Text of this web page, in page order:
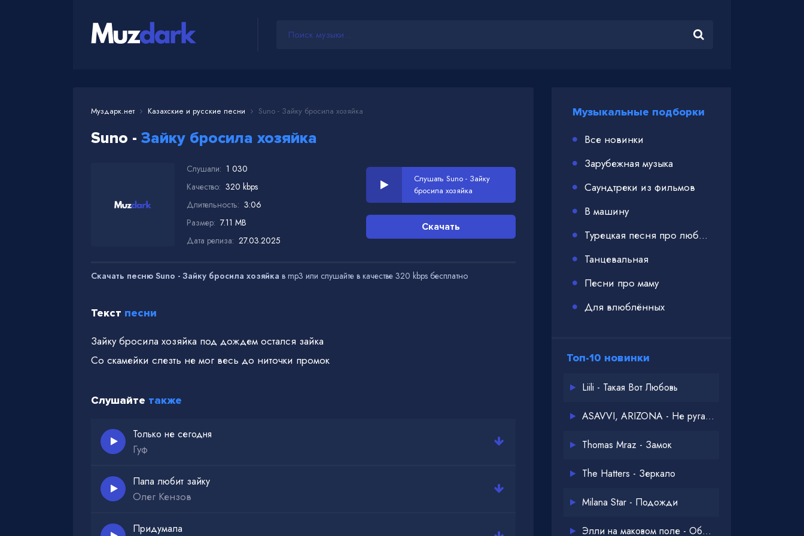
Муздарк.нет Казахские и русские песни Suno - Зайку бросила хозяйка
Suno - Зайку бросила хозяйка
Слушали: 1 030
Качество: 320 kbps
Длительность: 3:06
Размер: 7.11 MB
Дата релиза: 27.03.2025
Слушать Suno - Зайку
бросила хозяйка
Скачать
Скачать песню Suno - Зайку бросила хозяйка в mp3 или слушайте в качестве 320 kbps бесплатно
Текст песни
Зайку бросила хозяйка под дождем остался зайка
Со скамейки слезть не мог весь до ниточки промок
Слушайте также
Только не сегодня
Гуф
Папа любит зайку
Олег Кензов
Придумала
Музыкальные подборки
Все новинки
Зарубежная музыка
Саундтреки из фильмов
В машину
Турецкая песня про любовь
Танцевальная
Песни про маму
Для влюблённых
Топ-10 новинки
Liili - Такая Вот Любовь
ASAVVI, ARIZONA - Не ругайся
Thomas Mraz - Замок
The Hatters - Зеркало
Milana Star - Подожди
Элли на маковом поле - Обнимай